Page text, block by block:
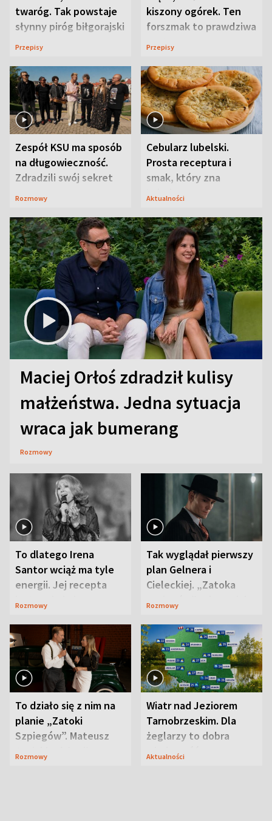
twaróg. Tak powstaje
słynny piróg biłgorajski
Przepisy
kiszony ogórek. Ten
forszmak to prawdziwa
uczta
Przepisy
Zespół KSU ma sposób
na długowieczność.
Zdradzili swój sekret
Rozmowy
Cebularz lubelski.
Prosta receptura i
smak, który zna
Lubelszczyzna
Aktualności
Maciej Orłoś zdradził kulisy
małżeństwa. Jedna sytuacja
wraca jak bumerang
Rozmowy
To dlatego Irena
Santor wciąż ma tyle
energii. Jej recepta
jest zaskakująco
Rozmowy
Tak wyglądał pierwszy
plan Gelnera i
Cieleckiej. „Zatoka
szpiegów” od razu ich
Rozmowy
To działo się z nim na
planie „Zatoki
Szpiegów”. Mateusz
Janicki odsłonił
Rozmowy
Wiatr nad Jeziorem
Tarnobrzeskim. Dla
żeglarzy to dobra
wiadomość
Aktualności